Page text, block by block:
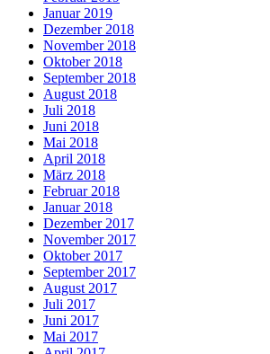
Januar 2019
Dezember 2018
November 2018
Oktober 2018
September 2018
August 2018
Juli 2018
Juni 2018
Mai 2018
April 2018
März 2018
Februar 2018
Januar 2018
Dezember 2017
November 2017
Oktober 2017
September 2017
August 2017
Juli 2017
Juni 2017
Mai 2017